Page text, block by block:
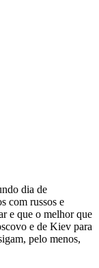
dia de
com russos e
e que o melhor que
e de Kiev para
pelo menos,